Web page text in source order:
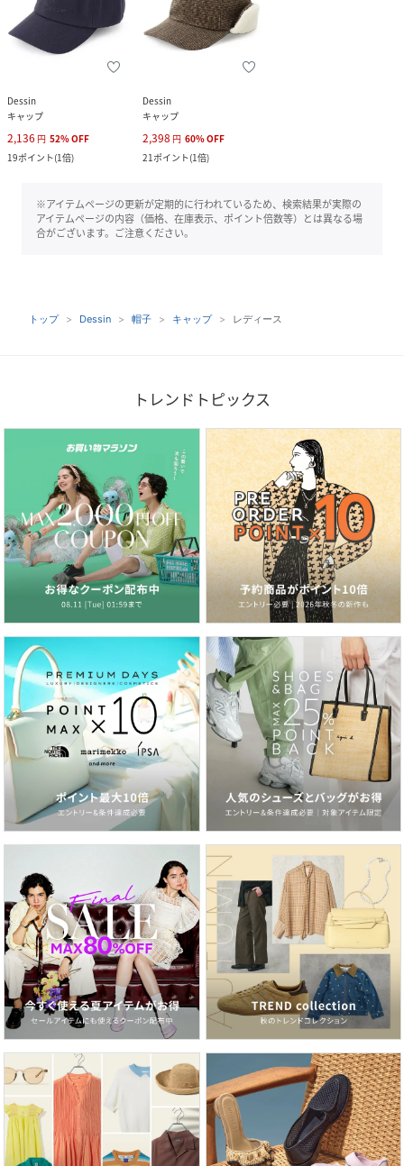
Dessin
キャップ
2,136 円 52%OFF
19ポイント(1倍)
Dessin
キャップ
2,398 円 60%OFF
21ポイント(1倍)
※アイテムページの更新が定期的に行われているため、検索結果が実際の
アイテムページの内容（価格、在庫表示、ポイント倍数等）とは異なる場
合がございます。ご注意ください。
トップ Dessin 帽子 キャップ レディース
トレンドトピックス